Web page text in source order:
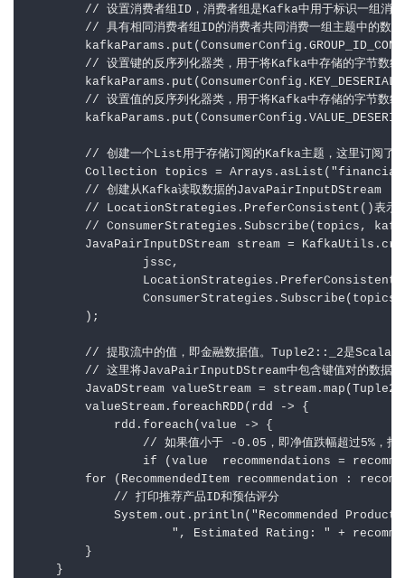
// 设置消费者组ID，消费者组是Kafka中用于标识一组消费
// 具有相同消费者组ID的消费者共同消费一组主题中的数据
// 设置键的反序列化器类，用于将Kafka中存储的字节数
// 设置值的反序列化器类，用于将Kafka中存储的字节数
// 创建一个List用于存储订阅的Kafka主题，这里订阅
Collection topics =
        // 创建从Kafka读取数据的JavaPairInputDStream
// LocationStrategies.PreferConsistent()表示在选
// ConsumerStrategies.Subscribe(topics,
JavaPairInputDStream stream =
                jssc,
        );
// 提取流中的值，即金融数据值。Tuple2::_2是Scala中
// 这里将JavaPairInputDStream中包含键值对的数据转
JavaDStream valueStream =
        valueStream.foreachRDD(rdd -> {
            rdd.foreach(value -> {
// 如果值小于 -0.05，即净值跌幅超过5%，打
if (value  recommendations =
for (RecommendedItem recommendation :
            // 打印推荐产品ID和预估评分
System.out.println("Recommended Product
", Estimated Rating: " +
        }
    }